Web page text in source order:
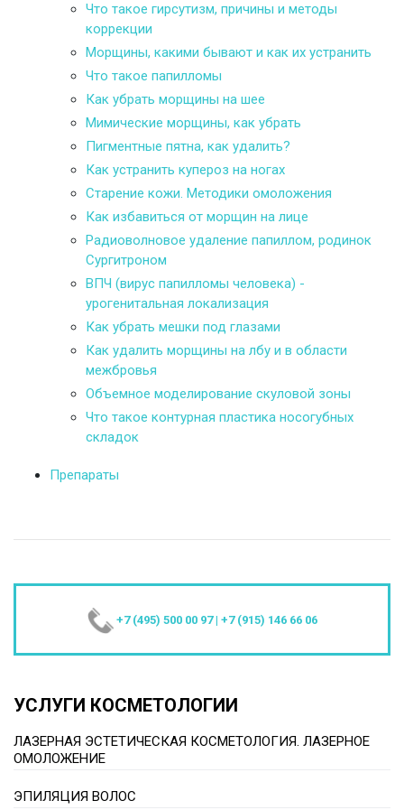
Что такое гирсутизм, причины и методы
коррекции
Морщины, какими бывают и как их устранить
Что такое папилломы
Как убрать морщины на шее
Мимические морщины, как убрать
Пигментные пятна, как удалить?
Как устранить купероз на ногах
Старение кожи. Методики омоложения
Как избавиться от морщин на лице
Радиоволновое удаление папиллом, родинок
Сургитроном
ВПЧ (вирус папилломы человека) -
урогенитальная локализация
Как убрать мешки под глазами
Как удалить морщины на лбу и в области
межбровья
Объемное моделирование скуловой зоны
Что такое контурная пластика носогубных
складок
Препараты
+7 (495) 500 00 97 | +7 (915) 146 66 06
УСЛУГИ КОСМЕТОЛОГИИ
ЛАЗЕРНАЯ ЭСТЕТИЧЕСКАЯ КОСМЕТОЛОГИЯ. ЛАЗЕРНОЕ
ОМОЛОЖЕНИЕ
ЭПИЛЯЦИЯ ВОЛОС